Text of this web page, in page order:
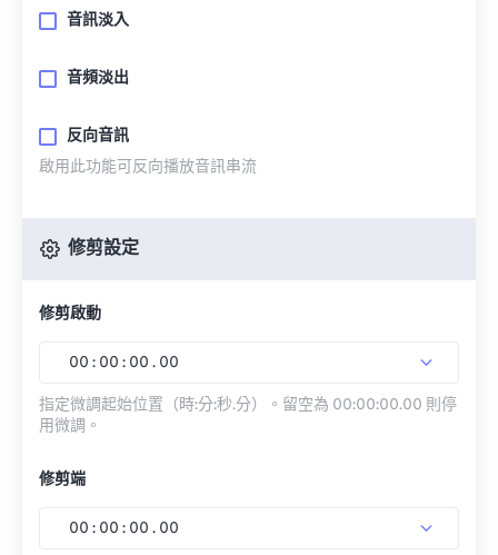
音訊淡入
音頻淡出
反向音訊
啟用此功能可反向播放音訊串流
修剪設定
修剪啟動
00 : 00 : 00 . 00
指定微調起始位置（時:分:秒.分）。留空為 00:00:00.00 則停
用微調。
修剪端
00 : 00 : 00 . 00